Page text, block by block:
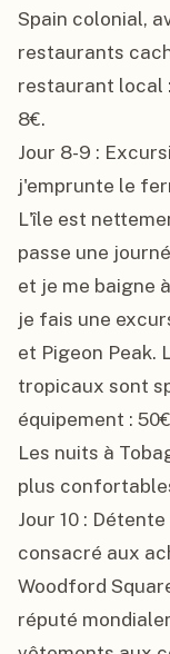
Spain colonial,
restaurants
restaurant local
8€.
Jour 8-9 :
j'emprunte le
L'île est
passe une
et je me baigne
je fais une
et Pigeon Peak.
tropicaux sont
équipement :
Les nuits à
plus
Jour 10 :
consacré aux
Woodford
réputé